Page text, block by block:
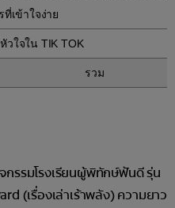
เข้าใจง่าย
วใจใน TIK TOK
รวม
กรรมโรงเรียนผู้พิทักษ์ฟันดี รุ่น
(เรื่องเล่าเร้าพลัง) ความยาว